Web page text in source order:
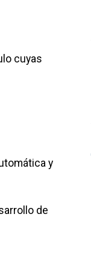
cuyas
y
de